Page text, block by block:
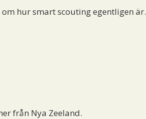
hur smart scouting egentligen är.
från Nya Zeeland.